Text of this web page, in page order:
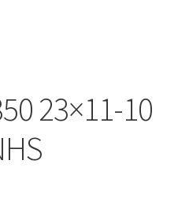
23×11-10